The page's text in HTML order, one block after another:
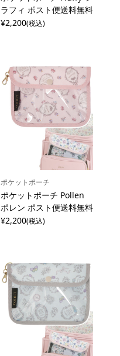
ラフィ ポスト便送料無料
¥2,200(税込)
ポケットポーチ
ポケットポーチ Pollen
ポレン ポスト便送料無料
¥2,200(税込)